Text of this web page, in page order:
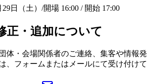
日（土） /開場 16:00 / 開始 17:00
正・追加について
体・会場関係者のご連絡、集客や情報発
、フォームまたはメールにて受け付けて